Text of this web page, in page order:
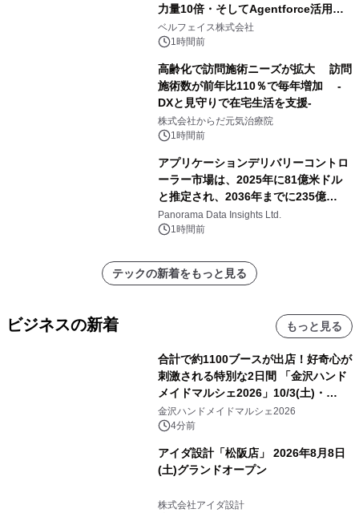
力量10倍・そしてAgentforce活用へ
── 敷島住宅×bellSalesAI事例公開
ベルフェイス株式会社
1時間前
高齢化で訪問施術ニーズが拡大 訪問
施術数が前年比110％で毎年増加 -
DXと見守りで在宅生活を支援-
株式会社からだ元気治療院
1時間前
アプリケーションデリバリーコントロ
ーラー市場は、2025年に81億米ドル
と推定され、2036年までに235億
8,000万米ドルに達すると予測されて
おり、予測期間（2026年～2036年）
Panorama Data Insights Ltd.
1時間前
テックの新着をもっと見る
ビジネスの新着 もっと見る
合計で約1100ブースが出店！好奇心が
刺激される特別な2日間 「金沢ハンド
メイドマルシェ2026」10/3(土)・
10/4(日)開催
金沢ハンドメイドマルシェ2026
4分前
アイダ設計「松阪店」 2026年8月8日
(土)グランドオープン
株式会社アイダ設計